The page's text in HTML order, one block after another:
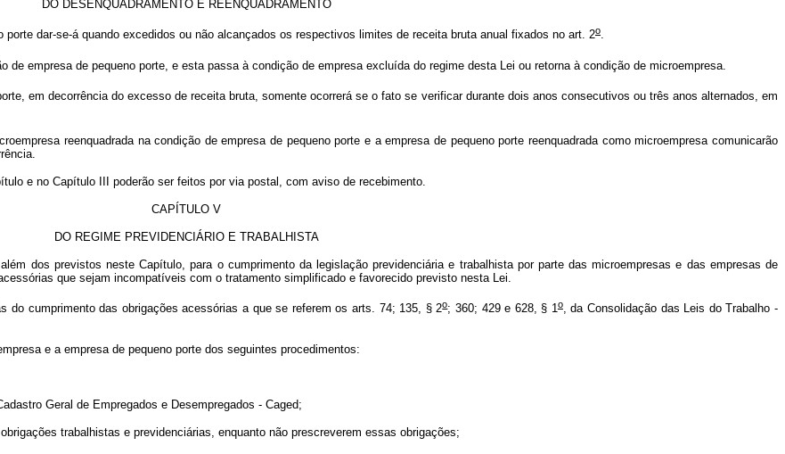
DO DESENQUADRAMENTO E REENQUADRAMENTO
dar-se-á quando excedidos ou não alcançados os respectivos limites de receita bruta anual fixados no art. 2o.
de empresa de pequeno porte, e esta passa à condição de empresa excluída do regime desta Lei ou retorna à condição de microempresa.
em decorrência do excesso de receita bruta, somente ocorrerá se o fato se verificar durante dois anos consecutivos ou três anos alternados, em
reenquadrada na condição de empresa de pequeno porte e a empresa de pequeno porte reenquadrada como microempresa comunicarão
e no Capítulo III poderão ser feitos por via postal, com aviso de recebimento.
CAPÍTULO V
DO REGIME PREVIDENCIÁRIO E TRABALHISTA
dos previstos neste Capítulo, para o cumprimento da legislação previdenciária e trabalhista por parte das microempresas e das empresas de
que sejam incompatíveis com o tratamento simplificado e favorecido previsto nesta Lei.
do cumprimento das obrigações acessórias a que se referem os arts. 74; 135, § 2o; 360; 429 e 628, § 1o, da Consolidação das Leis do Trabalho -
e a empresa de pequeno porte dos seguintes procedimentos:
Geral de Empregados e Desempregados - Caged;
trabalhistas e previdenciárias, enquanto não prescreverem essas obrigações;